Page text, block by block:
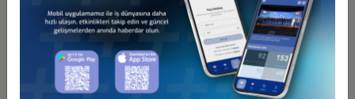
İş Konseyi